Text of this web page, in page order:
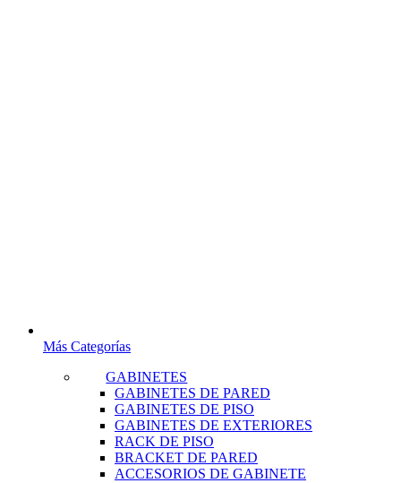
Más Categorías
GABINETES
GABINETES DE PARED
GABINETES DE PISO
GABINETES DE EXTERIORES
RACK DE PISO
BRACKET DE PARED
ACCESORIOS DE GABINETE